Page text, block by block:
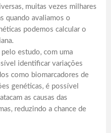
muitas vezes milhares
quando avaliamos o
podemos calcular o
estudo, com uma
identificar variações
como biomarcadores de
genéticas, é possível
as causas das
reduzindo a chance de